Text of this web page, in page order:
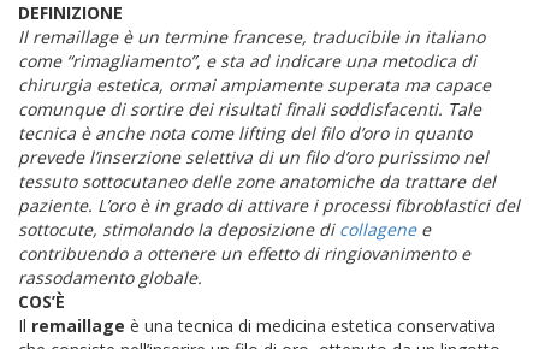
DEFINIZIONE
Il remaillage è un termine francese, traducibile in italiano
come “rimagliamento”, e sta ad indicare una metodica di
chirurgia estetica, ormai ampiamente superata ma capace
comunque di sortire dei risultati finali soddisfacenti. Tale
tecnica è anche nota come lifting del filo d’oro in quanto
prevede l’inserzione selettiva di un filo d’oro purissimo nel
tessuto sottocutaneo delle zone anatomiche da trattare del
paziente. L’oro è in grado di attivare i processi fibroblastici del
sottocute, stimolando la deposizione di collagenee
contribuendo a ottenere un effetto di ringiovanimento e
rassodamento globale.
COS’È
Il remaillage è una tecnica di medicina estetica conservativa